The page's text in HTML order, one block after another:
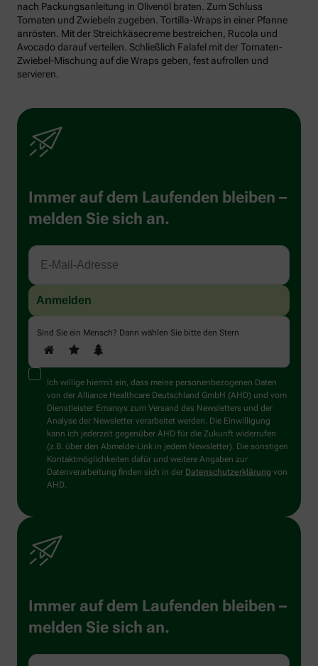
nach Packungsanleitung in Olivenöl braten. Zum Schluss
Tomaten und Zwiebeln zugeben. Tortilla-Wraps in einer Pfanne
anrösten. Mit der Streichkäsecreme bestreichen, Rucola und
Avocado darauf verteilen. Schließlich Falafel mit der Tomaten-
Zwiebel-Mischung auf die Wraps geben, fest aufrollen und
servieren.
Immer auf dem Laufenden bleiben –
melden Sie sich an.
Sind Sie ein Mensch? Dann wählen Sie bitte den Stern
Ich willige hiermit ein, dass meine personenbezogenen Daten
von der Alliance Healthcare Deutschland GmbH (AHD) und vom
Dienstleister Emarsys zum Versand des Newsletters und der
Analyse der Newsletter verarbeitet werden. Die Einwilligung
kann ich jederzeit gegenüber AHD für die Zukunft widerrufen
(z.B. über den Abmelde-Link in jedem Newsletter). Die sonstigen
Kontaktmöglichkeiten dafür und weitere Angaben zur
Datenverarbeitung finden sich in der Datenschutzerklärung von
AHD.
Immer auf dem Laufenden bleiben –
melden Sie sich an.